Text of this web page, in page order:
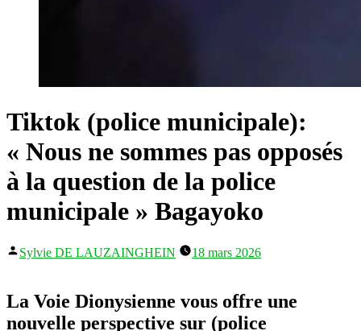
Tiktok (police municipale):
« Nous ne sommes pas opposés
à la question de la police
municipale » Bagayoko
Publié
Sylvie DE LAUZAINGHEIN 18 mars 2026
La Voie Dionysienne vous offre une
nouvelle perspective sur (police